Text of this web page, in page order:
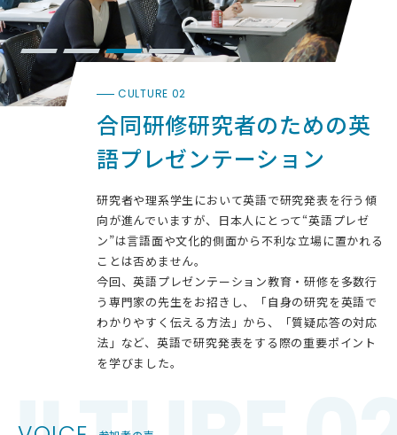
CULTURE 02
合同研修研究者のための英
語プレゼンテーション
研究者や理系学生において英語で研究発表を行う傾
向が進んでいますが、日本人にとって“英語プレゼ
ン”は言語面や文化的側面から不利な立場に置かれる
ことは否めません。
今回、英語プレゼンテーション教育・研修を多数行
う専門家の先生をお招きし、「自身の研究を英語で
わかりやすく伝える方法」から、「質疑応答の対応
法」など、英語で研究発表をする際の重要ポイント
を学びました。